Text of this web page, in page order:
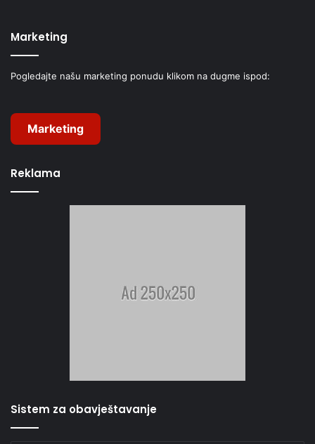
Marketing
Pogledajte našu marketing ponudu klikom na dugme ispod:
Marketing
Reklama
Sistem za obavještavanje